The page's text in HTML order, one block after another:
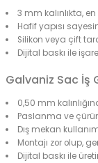
3 mm kalınlıkta,
Hafif yapısı
Silikon veya çift
Dijital baskı ile
Galvaniz Sac İş
0,50 mm
Paslanma ve
Dış mekan
Montajı zor olup,
Dijital baskı ile